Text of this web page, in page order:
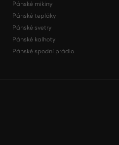
Pánské mikiny
Pánské tepláky
Pánské svetry
Pánské kalhoty
Pánské spodní prádlo